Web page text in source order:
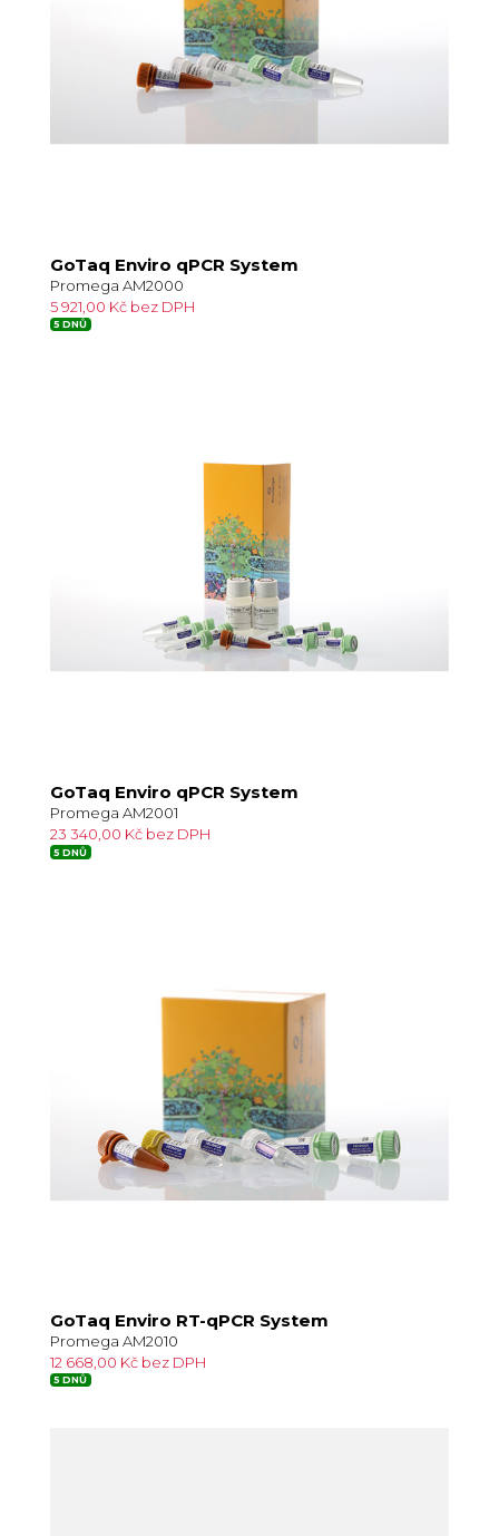
GoTaq Enviro qPCR System
Promega AM2000
5 921,00 Kč bez DPH
5 DNŮ
GoTaq Enviro qPCR System
Promega AM2001
23 340,00 Kč bez DPH
5 DNŮ
GoTaq Enviro RT-qPCR System
Promega AM2010
12 668,00 Kč bez DPH
5 DNŮ